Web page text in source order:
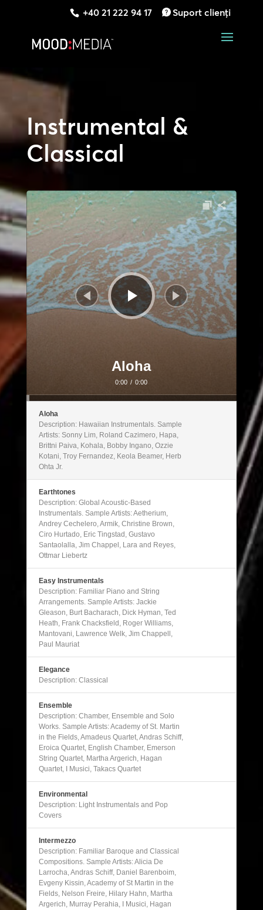
+40 21 222 94 17 Suport clienți
Instrumental &
Classical
Player
audio
Aloha
0:00 / 0:00
Aloha
Description: Hawaiian Instrumentals. Sample
Artists: Sonny Lim, Roland Cazimero, Hapa,
Brittni Paiva, Kohala, Bobby Ingano, Ozzie
Kotani, Troy Fernandez, Keola Beamer, Herb
Ohta Jr.
Earthtones
Description: Global Acoustic-Based
Instrumentals. Sample Artists: Aetherium,
Andrey Cechelero, Armik, Christine Brown,
Ciro Hurtado, Eric Tingstad, Gustavo
Santaolalla, Jim Chappel, Lara and Reyes,
Ottmar Liebertz
Easy Instrumentals
Description: Familiar Piano and String
Arrangements. Sample Artists: Jackie
Gleason, Burt Bacharach, Dick Hyman, Ted
Heath, Frank Chacksfield, Roger Williams,
Mantovani, Lawrence Welk, Jim Chappell,
Paul Mauriat
Elegance
Description: Classical
Ensemble
Description: Chamber, Ensemble and Solo
Works. Sample Artists: Academy of St. Martin
in the Fields, Amadeus Quartet, Andras Schiff,
Eroica Quartet, English Chamber, Emerson
String Quartet, Martha Argerich, Hagan
Quartet, I Musici, Takacs Quartet
Environmental
Description: Light Instrumentals and Pop
Covers
Intermezzo
Description: Familiar Baroque and Classical
Compositions. Sample Artists: Alicia De
Larrocha, Andras Schiff, Daniel Barenboim,
Evgeny Kissin, Academy of St Martin in the
Fields, Nelson Freire, Hilary Hahn, Martha
Argerich, Murray Perahia, I Musici, Hagan